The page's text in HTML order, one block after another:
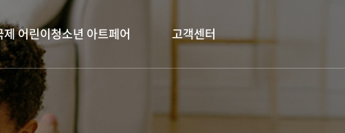
어린이청소년 아트페어 고객센터